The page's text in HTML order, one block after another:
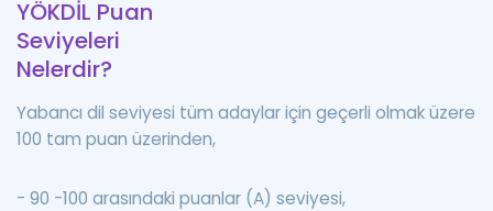
YÖKDİL Puan
Seviyeleri
Nelerdir?
Yabancı dil seviyesi tüm adaylar için geçerli olmak üzere
100 tam puan üzerinden,
- 90 -100 arasındaki puanlar (A) seviyesi,